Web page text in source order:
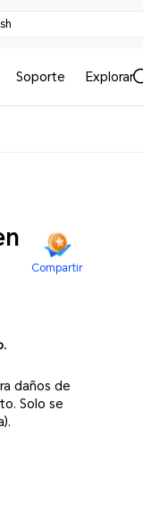
Soporte Explorar
Compartir
daños de
Solo se